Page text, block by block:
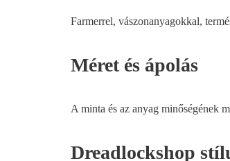
Farmerrel, vászonanyagokkal,
Méret és ápolás
A minta és az anyag minőségének
Dreadlockshop